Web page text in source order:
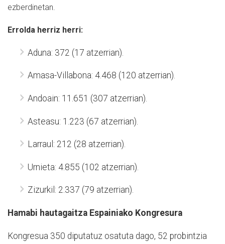
ezberdinetan.
Errolda herriz herri:
Aduna: 372 (17 atzerrian).
Amasa-Villabona: 4.468 (120 atzerrian).
Andoain: 11.651 (307 atzerrian).
Asteasu: 1.223 (67 atzerrian).
Larraul: 212 (28 atzerrian).
Urnieta: 4.855 (102 atzerrian).
Zizurkil: 2.337 (79 atzerrian).
Hamabi hautagaitza Espainiako Kongresura
Kongresua 350 diputatuz osatuta dago, 52 probintzia